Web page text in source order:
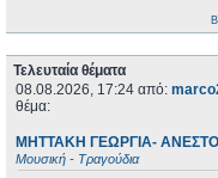
Τελευταία θέματα
08.08.2026, 17:24 από:
θέμα:
ΜΗΤΤΑΚΗ ΓΕΩΡΓΙΑ-
Μουσική - Τραγούδια